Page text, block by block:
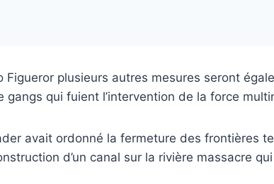
plusieurs autres mesures seront
qui fuient l’intervention de la force
avait ordonné la fermeture des frontières
d’un canal sur la rivière massacre